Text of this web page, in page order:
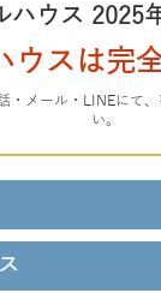
ハウス 2025
ウスは完
・メール・LINEにて
い。